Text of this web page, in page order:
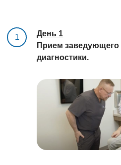
1
День 1
Прием заведующего
диагностики.